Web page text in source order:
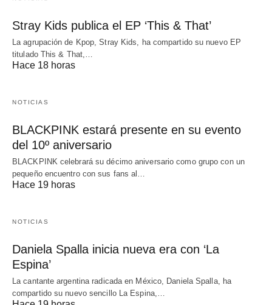
Stray Kids publica el EP ‘This & That’
La agrupación de Kpop, Stray Kids, ha compartido su nuevo EP
titulado This & That,…
Hace 18 horas
NOTICIAS
BLACKPINK estará presente en su evento
del 10º aniversario
BLACKPINK celebrará su décimo aniversario como grupo con un
pequeño encuentro con sus fans al…
Hace 19 horas
NOTICIAS
Daniela Spalla inicia nueva era con ‘La
Espina’
La cantante argentina radicada en México, Daniela Spalla, ha
compartido su nuevo sencillo La Espina,…